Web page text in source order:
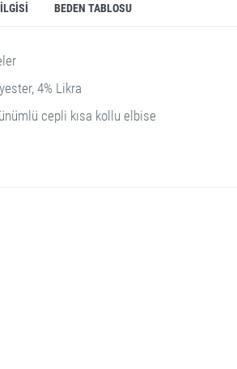
BEDEN TABLOSU
4% Likra
cepli kısa kollu elbise